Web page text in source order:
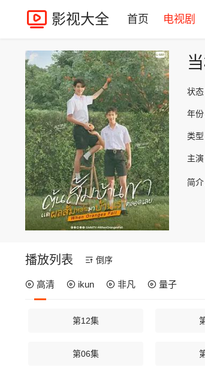
影视大全 首页 电视剧
状态
年份
类型
主演
简介
播放列表 倒序
高清 ikun 非凡 量子
第12集
第06集